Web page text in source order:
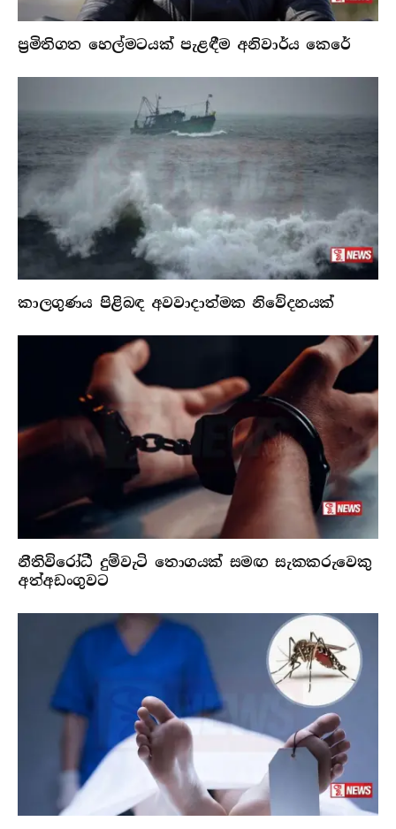
ප්‍රමිතිගත හෙල්මටයක් පැළඳීම අනිවාර්ය කෙරේ
කාලගුණය පිළිබඳ අවවාදාත්මක නිවේදනයක්
නීතිවිරෝධී දුම්වැටි තොගයක් සමඟ සැකකරුවෙකු
අත්අඩංගුවට